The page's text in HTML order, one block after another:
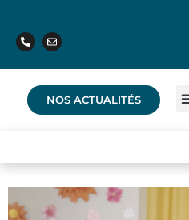
NOS ACTUALITÉS